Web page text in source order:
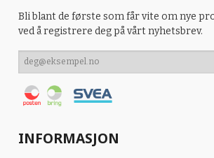
Bli blant de første som får vite om nye
ved å registrere deg på vårt nyhetsbrev.
INFORMASJON